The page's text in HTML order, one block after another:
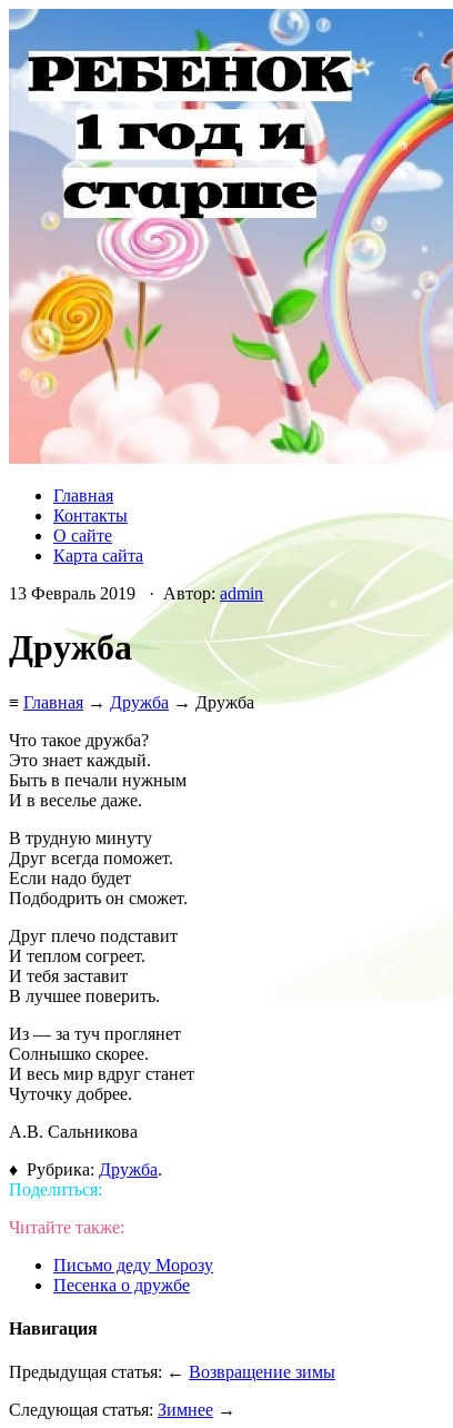
Главная
Контакты
О сайте
Карта сайта
13 Февраль 2019 · Автор: admin
Дружба
≡ Главная → Дружба → Дружба
Что такое дружба?
Это знает каждый.
Быть в печали нужным
И в веселье даже.
В трудную минуту
Друг всегда поможет.
Если надо будет
Подбодрить он сможет.
Друг плечо подставит
И теплом согреет.
И тебя заставит
В лучшее поверить.
Из — за туч проглянет
Солнышко скорее.
И весь мир вдруг станет
Чуточку добрее.
А.В. Сальникова
♦ Рубрика: Дружба.
Поделиться:
Читайте также:
Письмо деду Морозу
Песенка о дружбе
Навигация
Предыдущая статья: ← Возвращение зимы
Следующая статья: Зимнее →